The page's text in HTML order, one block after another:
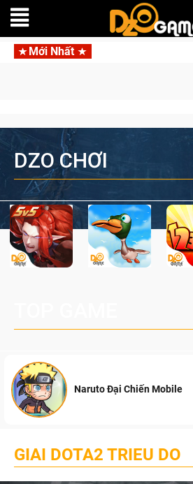
Mới Nhất
DZO CHƠI
Naruto Đại Chiến Mobile
GIAI DOTA2 TRIEU DO